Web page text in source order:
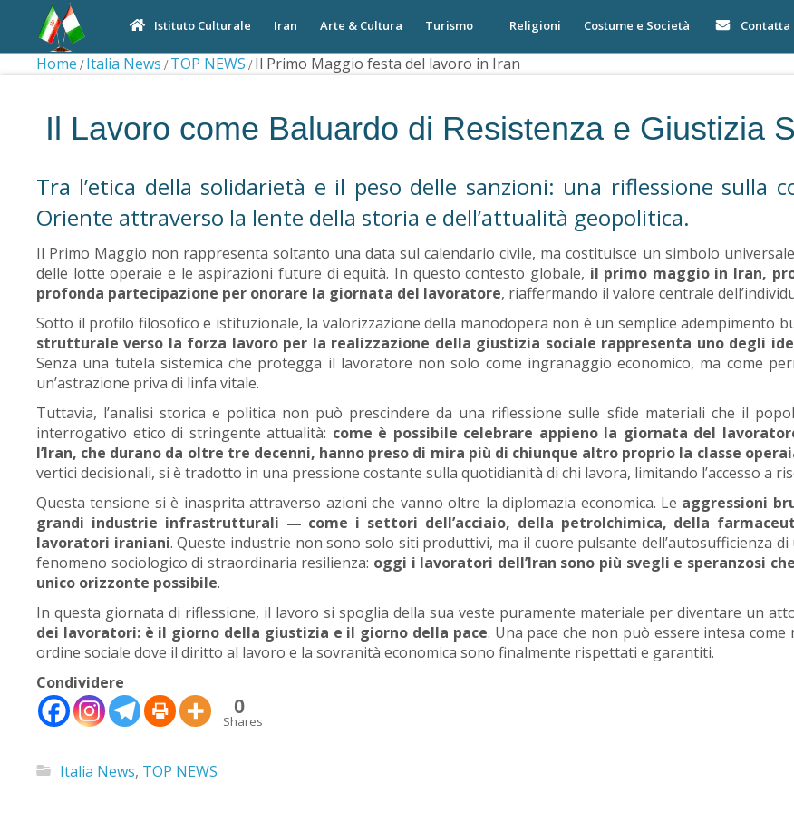
Istituto Culturale Iran Arte & Cultura Turismo Religioni Costume e Società Contatta
Home Italia News TOP NEWS Il Primo Maggio festa del lavoro in Iran
Il Lavoro come Baluardo di Resistenza e Giustizia
Tra l’etica della solidarietà e il peso delle sanzioni: una riflessione sulla
Oriente attraverso la lente della storia e dell’attualità geopolitica.
Il Primo Maggio non rappresenta soltanto una data sul calendario civile, ma costituisce un simbolo
delle lotte operaie e le aspirazioni future di equità. In questo contesto globale, il primo maggio in Iran,
profonda partecipazione per onorare la giornata del lavoratore, riaffermando il valore centrale
Sotto il profilo filosofico e istituzionale, la valorizzazione della manodopera non è un semplice adempimento
strutturale verso la forza lavoro per la realizzazione della giustizia sociale rappresenta uno degli
Senza una tutela sistemica che protegga il lavoratore non solo come ingranaggio economico, ma come
un’astrazione priva di linfa vitale.
Tuttavia, l’analisi storica e politica non può prescindere da una riflessione sulle sfide materiali che il
interrogativo etico di stringente attualità: come è possibile celebrare appieno la giornata del
l’Iran, che durano da oltre tre decenni, hanno preso di mira più di chiunque altro proprio la classe
vertici decisionali, si è tradotto in una pressione costante sulla quotidianità di chi lavora, limitando l’accesso a
Questa tensione si è inasprita attraverso azioni che vanno oltre la diplomazia economica. Le aggressioni
grandi industrie infrastrutturali — come i settori dell’acciaio, della petrolchimica, della
lavoratori iraniani. Queste industrie non sono solo siti produttivi, ma il cuore pulsante dell’autosufficienza
fenomeno sociologico di straordinaria resilienza: oggi i lavoratori dell’Iran sono più svegli e speranzosi
unico orizzonte possibile.
In questa giornata di riflessione, il lavoro si spoglia della sua veste puramente materiale per diventare un
dei lavoratori: è il giorno della giustizia e il giorno della pace. Una pace che non può essere intesa
ordine sociale dove il diritto al lavoro e la sovranità economica sono finalmente rispettati e garantiti.
Condividere
0
Shares
Italia News, TOP NEWS